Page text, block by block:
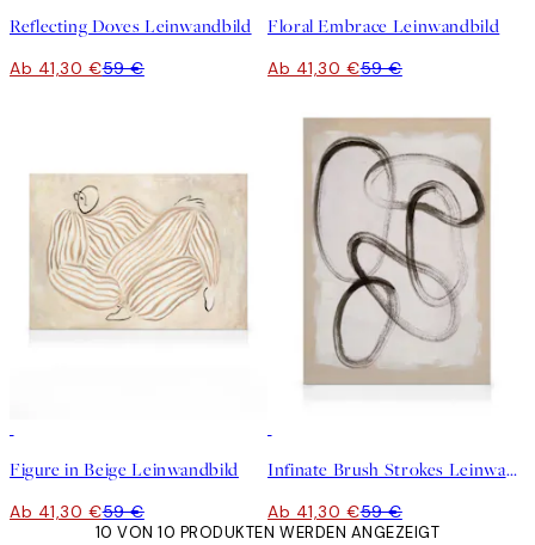
Reflecting Doves Leinwandbild
Ab 41,30 €59 €
Floral Embrace Leinwandbild
Ab 41,30 €59 €
Figure in Beige Leinwandbild
Ab 41,30 €59 €
Infinate Brush Strokes Leinwandbild
Ab 41,30 €59 €
10 VON 10 PRODUKTEN WERDEN ANGEZEIGT